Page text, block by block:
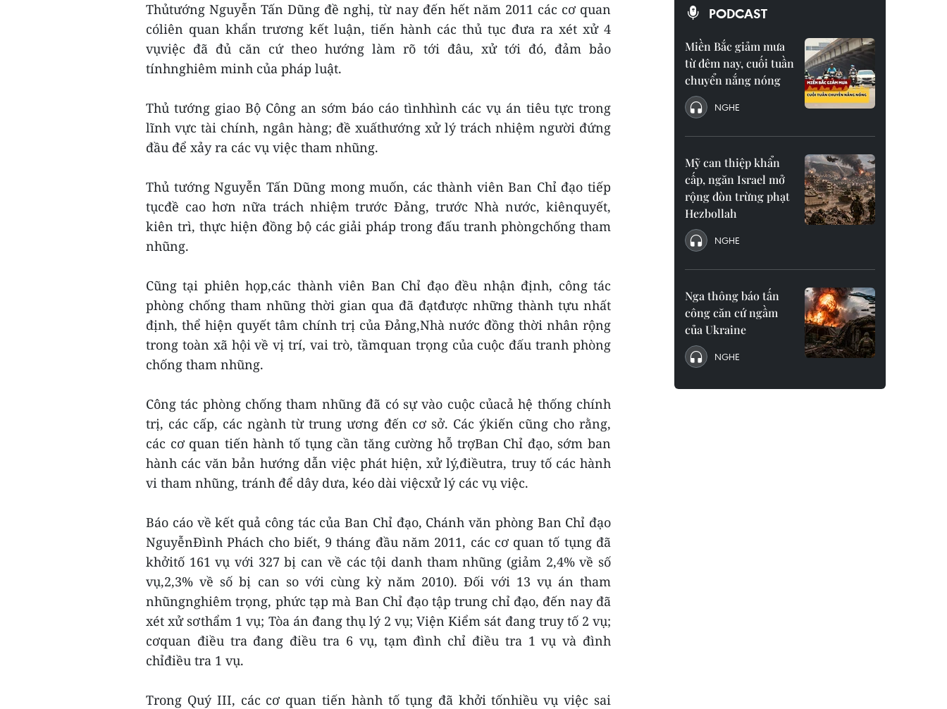
Thủtướng Nguyễn Tấn Dũng đề nghị, từ nay đến hết năm 2011 các cơ quan
cóliên quan khẩn trương kết luận, tiến hành các thủ tục đưa ra xét xử 4
vụviệc đã đủ căn cứ theo hướng làm rõ tới đâu, xử tới đó, đảm bảo
tínhnghiêm minh của pháp luật.
Thủ tướng giao Bộ Công an sớm báo cáo tìnhhình các vụ án tiêu tực trong
lĩnh vực tài chính, ngân hàng; đề xuấthướng xử lý trách nhiệm người đứng
đầu để xảy ra các vụ việc tham nhũng.
Thủ tướng Nguyễn Tấn Dũng mong muốn, các thành viên Ban Chỉ đạo tiếp
tụcđề cao hơn nữa trách nhiệm trước Đảng, trước Nhà nước, kiênquyết,
kiên trì, thực hiện đồng bộ các giải pháp trong đấu tranh phòngchống tham
nhũng.
Cũng tại phiên họp,các thành viên Ban Chỉ đạo đều nhận định, công tác
phòng chống tham nhũng thời gian qua đã đạtđược những thành tựu nhất
định, thể hiện quyết tâm chính trị của Đảng,Nhà nước đồng thời nhân rộng
trong toàn xã hội về vị trí, vai trò, tầmquan trọng của cuộc đấu tranh phòng
chống tham nhũng.
Công tác phòng chống tham nhũng đã có sự vào cuộc củacả hệ thống chính
trị, các cấp, các ngành từ trung ương đến cơ sở. Các ýkiến cũng cho rằng,
các cơ quan tiến hành tố tụng cần tăng cường hỗ trợBan Chỉ đạo, sớm ban
hành các văn bản hướng dẫn việc phát hiện, xử lý,điềutra, truy tố các hành
vi tham nhũng, tránh để dây dưa, kéo dài việcxử lý các vụ việc.
Báo cáo về kết quả công tác của Ban Chỉ đạo, Chánh văn phòng Ban Chỉ đạo
NguyễnĐình Phách cho biết, 9 tháng đầu năm 2011, các cơ quan tố tụng đã
khởitố 161 vụ với 327 bị can về các tội danh tham nhũng (giảm 2,4% về số
vụ,2,3% về số bị can so với cùng kỳ năm 2010). Đối với 13 vụ án tham
nhũngnghiêm trọng, phức tạp mà Ban Chỉ đạo tập trung chỉ đạo, đến nay đã
xét xử sơthẩm 1 vụ; Tòa án đang thụ lý 2 vụ; Viện Kiểm sát đang truy tố 2 vụ;
cơquan điều tra đang điều tra 6 vụ, tạm đình chỉ điều tra 1 vụ và đình
chỉđiều tra 1 vụ.
Trong Quý III, các cơ quan tiến hành tố tụng đã khởi tốnhiều vụ việc sai
PODCAST
Miền Bắc giảm mưa
từ đêm nay, cuối tuần
chuyển nắng nóng
NGHE
Mỹ can thiệp khẩn
cấp, ngăn Israel mở
rộng đòn trừng phạt
Hezbollah
NGHE
Nga thông báo tấn
công căn cứ ngầm
của Ukraine
NGHE